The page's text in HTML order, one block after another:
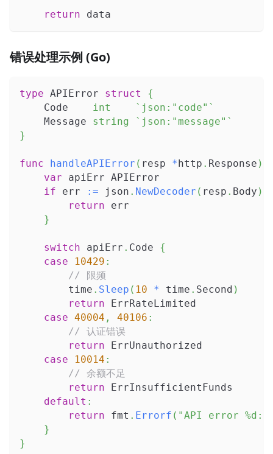
return data
错误处理示例 (Go)
type APIError struct
{
    Code
int
`json:"code"`
    Message
string
`json:"message"`
}
func handleAPIError ( resp * http . Response )
var apiErr APIError
if err := json . NewDecoder ( resp . Body )
return err
}
switch apiErr . Code {
case
10429 :
// 限频
        time
. Sleep ( 10 * time . Second )
return ErrRateLimited
case 40004 , 40106 :
// 认证错误
return ErrUnauthorized
case
10014 :
// 余额不足
return ErrInsufficientFunds
default :
return fmt . Errorf ( "API error %d:
}
}